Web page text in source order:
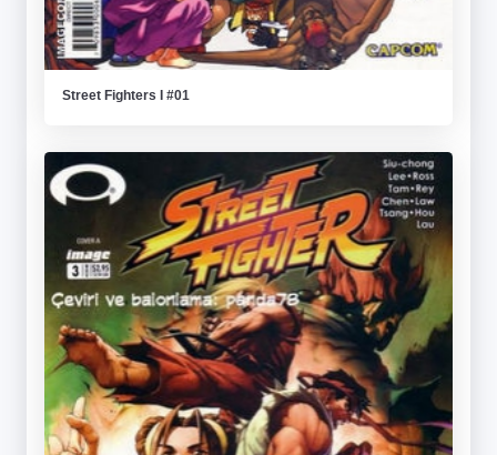
Street Fighters I #01